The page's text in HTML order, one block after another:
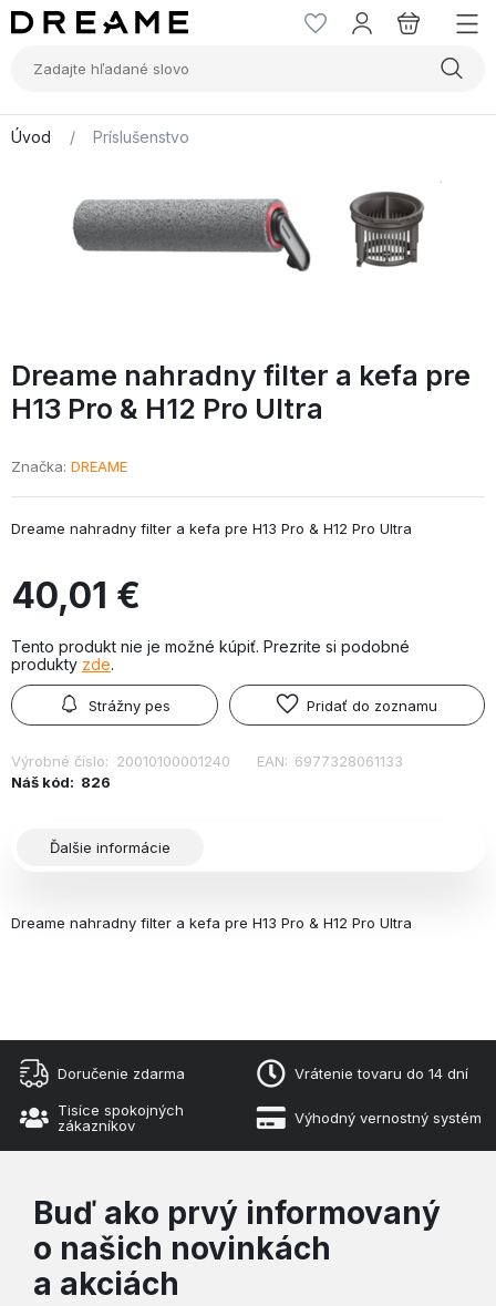
Úvod / Príslušenstvo
Dreame nahradny filter a kefa pre
H13 Pro & H12 Pro Ultra
Značka DREAME
Dreame nahradny filter a kefa pre H13 Pro & H12 Pro Ultra
40,01 €
Tento produkt nie je možné kúpiť. Prezrite si podobné
produkty zde.
Strážny pes Pridať do zoznamu
Výrobné číslo: 20010100001240 EAN: 6977328061133
Náš kód: 826
Ďalšie informácie
Dreame nahradny filter a kefa pre H13 Pro & H12 Pro Ultra
Doručenie zdarma Vrátenie tovaru do 14 dní
Tisíce spokojných
zákazníkov
Výhodný vernostný systém
Buď ako prvý informovaný
o našich novinkách
a akciách